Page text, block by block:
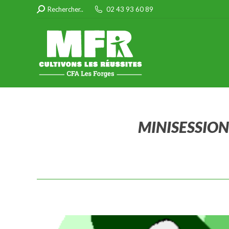
Search:Rechercher.. 02 43 93 60 89